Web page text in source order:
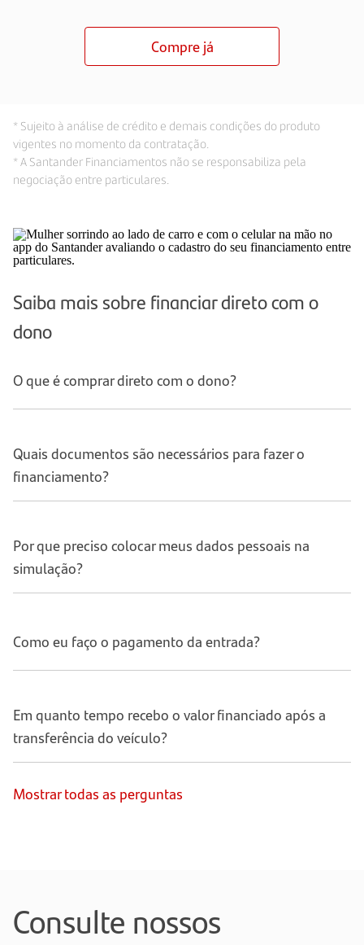
Compre já
* Sujeito à análise de crédito e demais condições do produto
vigentes no momento da contratação.
* A Santander Financiamentos não se responsabiliza pela
negociação entre particulares.
Saiba mais sobre financiar direto com o
dono
O que é comprar direto com o dono?
Quais documentos são necessários para fazer o
financiamento?
Por que preciso colocar meus dados pessoais na
simulação?
Como eu faço o pagamento da entrada?
Em quanto tempo recebo o valor financiado após a
transferência do veículo?
Mostrar todas as perguntas
Consulte nossos